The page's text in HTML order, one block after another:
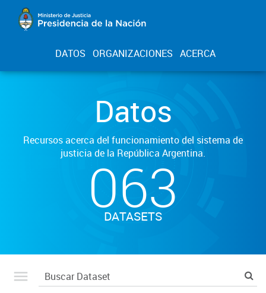
DATOS ORGANIZACIONES ACERCA
Datos
Recursos acerca del funcionamiento del sistema de
justicia de la República Argentina.
063
DATASETS